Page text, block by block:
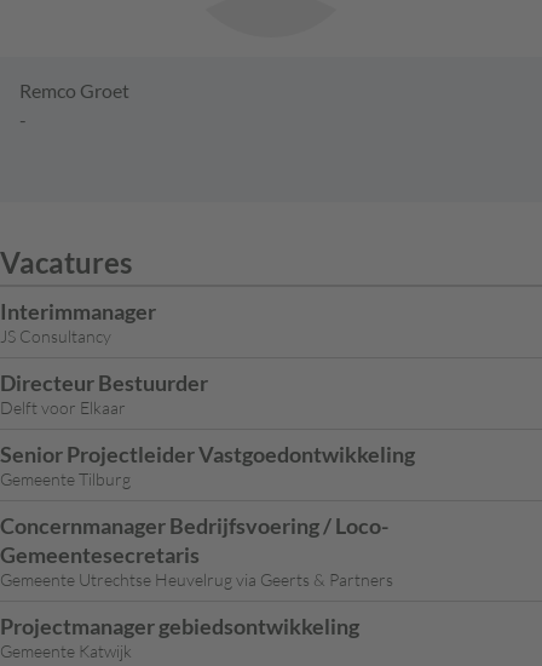
Remco Groet
-
Vacatures
Interimmanager
JS Consultancy
Directeur Bestuurder
Delft voor Elkaar
Senior Projectleider Vastgoedontwikkeling
Gemeente Tilburg
Concernmanager Bedrijfsvoering / Loco-
Gemeentesecretaris
Gemeente Utrechtse Heuvelrug via Geerts & Partners
Projectmanager gebiedsontwikkeling
Gemeente Katwijk